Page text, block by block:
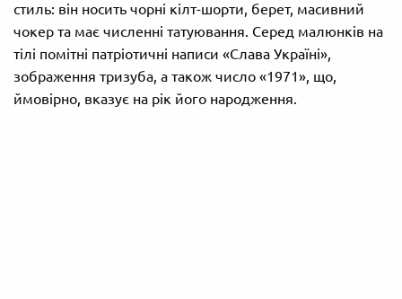
стиль: він носить чорні кілт-шорти, берет, масивний
чокер та має численні татуювання. Серед малюнків на
тілі помітні патріотичні написи «Слава Україні»,
зображення тризуба, а також число «1971», що,
ймовірно, вказує на рік його народження.